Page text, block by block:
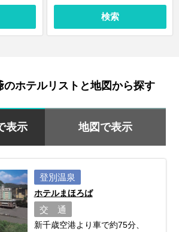
検索
のホテルリストと地図から探す
表示 地図で表示
登別温泉
ホテルまほろば
交 通
新千歳空港より車で約75分、